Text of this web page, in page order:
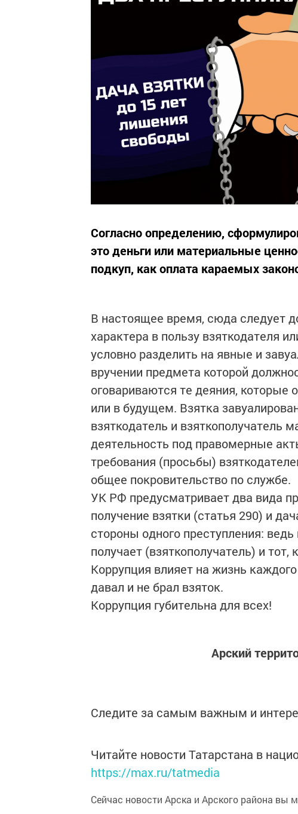
Согласно определению,
это деньги или материальные
подкуп, как оплата караемых
В настоящее время, сюда следует
характера в пользу взяткодателя
условно разделить на явные и
вручении предмета которой
оговариваются те деяния, которые
или в будущем. Взятка
взяткодатель и взяткополучатель
деятельность под правомерные
требования (просьбы)
общее покровительство по службе.
УК РФ предусматривает два вида
получение взятки (статья 290) и
стороны одного преступления: ведь
получает (взяткополучатель) и тот,
Коррупция влияет на жизнь
давал и не брал взяток.
Коррупция губительна для всех!
Арский
Следите за самым важным и
Читайте новости Татарстана в
https://max.ru/tatmedia
Сейчас новости Арска и Арского района вы